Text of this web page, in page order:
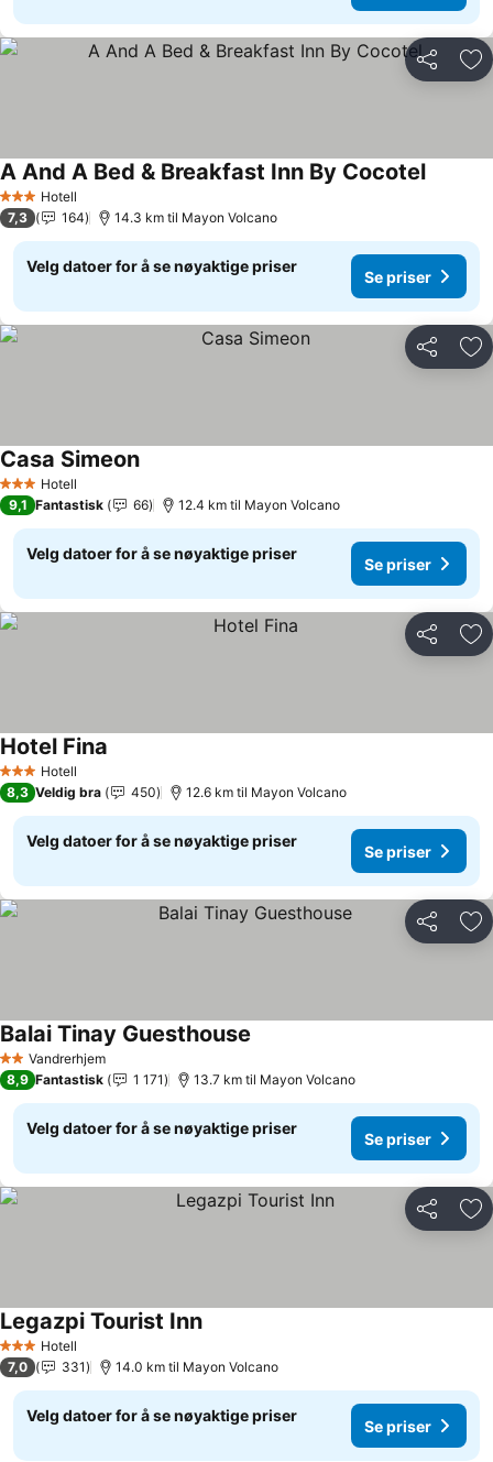
Del
3 StjernerHotell
A And A Bed & Breakfast Inn By Cocotel
7,3 164 14.3 km til Mayon Volcano
Velg datoer for å se nøyaktige priser
Se priser
Del
3 StjernerHotell
Casa Simeon
9,1 Fantastisk 66 12.4 km til Mayon Volcano
Velg datoer for å se nøyaktige priser
Se priser
Del
3 StjernerHotell
Hotel Fina
8,3 Veldig bra 450 12.6 km til Mayon Volcano
Velg datoer for å se nøyaktige priser
Se priser
Del
2 StjernerVandrerhjem
Balai Tinay Guesthouse
8,9 Fantastisk 1 171 13.7 km til Mayon Volcano
Velg datoer for å se nøyaktige priser
Se priser
Del
3 StjernerHotell
Legazpi Tourist Inn
7,0 331 14.0 km til Mayon Volcano
Velg datoer for å se nøyaktige priser
Se priser